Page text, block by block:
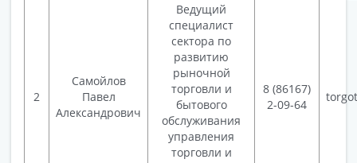
2
Самойлов
Павел
Александрович
Ведущий
специалист
сектора по
развитию
рыночной
торговли и
бытового
обслуживания
управления
торговли и
8 (86167)
2-09-64